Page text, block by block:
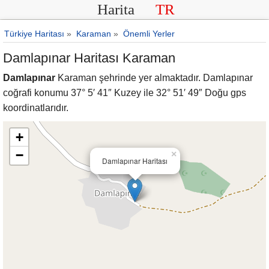
Harita TR
Türkiye Haritası » Karaman » Önemli Yerler
Damlapınar Haritası Karaman
Damlapınar Karaman şehrinde yer almaktadır. Damlapınar
coğrafi konumu 37° 5′ 41″ Kuzey ile 32° 51′ 49″ Doğu gps
koordinatlarıdır.
Damlapınar Haritası
×
+
−